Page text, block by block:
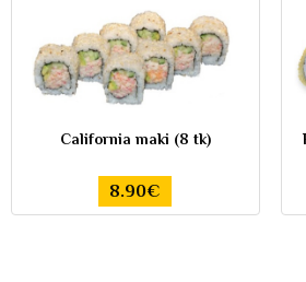
California maki (8 tk)
8.90€